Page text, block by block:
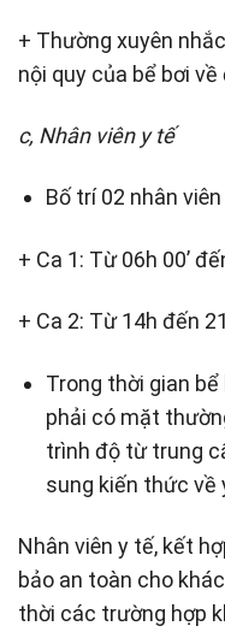
+ Thường xuyên
nội quy của bể bơi
c, Nhân viên y tế
Bố trí 02 nhân
+ Ca 1: Từ 06h 00’
+ Ca 2: Từ 14h đến
Trong thời gian
phải có mặt
trình độ từ trung
sung kiến thức về
Nhân viên y tế, kết
bảo an toàn cho
thời các trường hợp